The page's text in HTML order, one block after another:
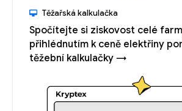
Těžařská kalkulačka
Spočítejte si ziskovost celé
přihlédnutím k ceně elektřiny
těžební kalkulačky →